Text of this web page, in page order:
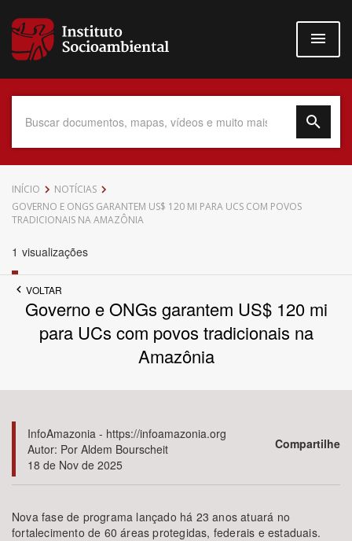
para
conteúdo
Data do Documento
Povo Indígena
Bioma / Bacia
Tema
Subtema
Área de Levantamento
INÍCIO
NOTÍCIAS
GOVERNO E ONGS GARANTEM US$ 120 MI PARA UCS COM POVOS
TRADICIONAIS NA AMAZÔNIA
1 visualizações
VOLTAR
Governo e ONGs garantem US$ 120 mi
para UCs com povos tradicionais na
Amazônia
InfoAmazonia - https://infoamazonia.org
Autor: Por Aldem Bourscheit
18 de Nov de 2025
Compartilhe
Nova fase de programa lançado há 23 anos atuará no
fortalecimento de 60 áreas protegidas, federais e estaduais.